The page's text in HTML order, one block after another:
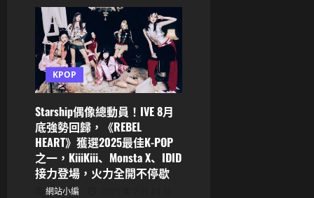
驚
喜
新
曲
片
段！
預
8
月
強
勢
回
歸
安
兪
KPOP
Starship偶像總動員！IVE 8月
底強勢回歸，《REBEL
HEART》獲選2025最佳K-POP
之一，KiiiKiii、Monsta X、IDID
接力登場，火力全開不停歇
網站小編